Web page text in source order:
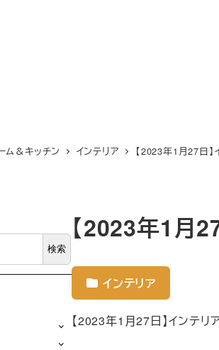
ム＆キッチン インテリア 【2023年1月27日
【2023年1月
インテリア
【2023年1月27日】インテリ
検索